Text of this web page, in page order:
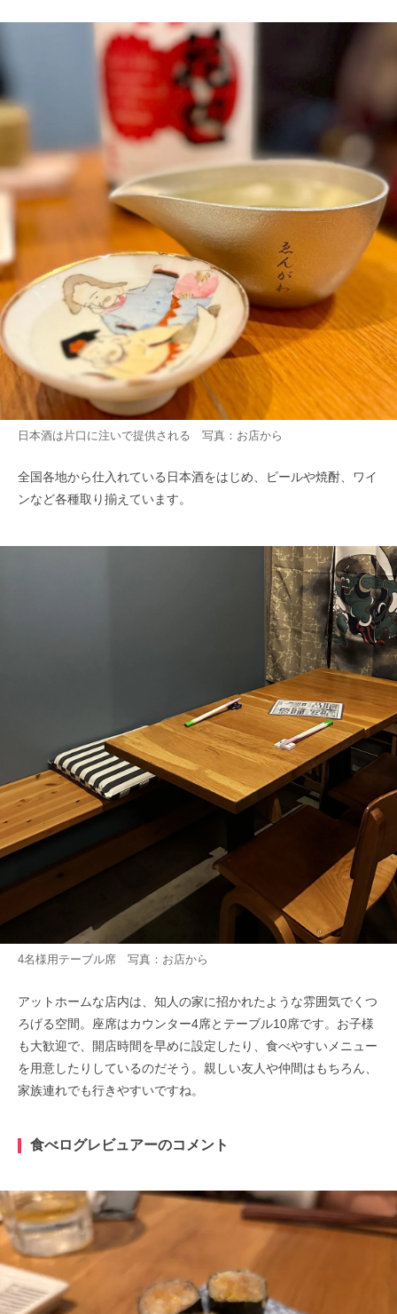
日本酒は片口に注いで提供される 写真：お店から
全国各地から仕入れている日本酒をはじめ、ビールや焼酎、ワイ
ンなど各種取り揃えています。
4名様用テーブル席 写真：お店から
アットホームな店内は、知人の家に招かれたような雰囲気でくつ
ろげる空間。座席はカウンター4席とテーブル10席です。お子様
も大歓迎で、開店時間を早めに設定したり、食べやすいメニュー
を用意したりしているのだそう。親しい友人や仲間はもちろん、
家族連れでも行きやすいですね。
食べログレビュアーのコメント